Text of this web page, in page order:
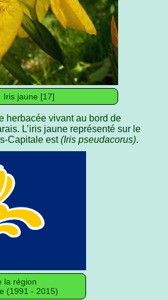
Iris jaune [17]
herbacée vivant au bord de
L’iris jaune représenté sur le
est(Iris pseudacorus).
la région
(1991 - 2015)